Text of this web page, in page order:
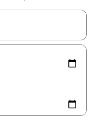
les flèches vers le